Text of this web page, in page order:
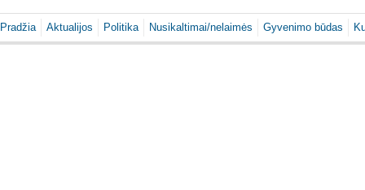
Pradžia Aktualijos Politika Nusikaltimai/nelaimės Gyvenimo būdas